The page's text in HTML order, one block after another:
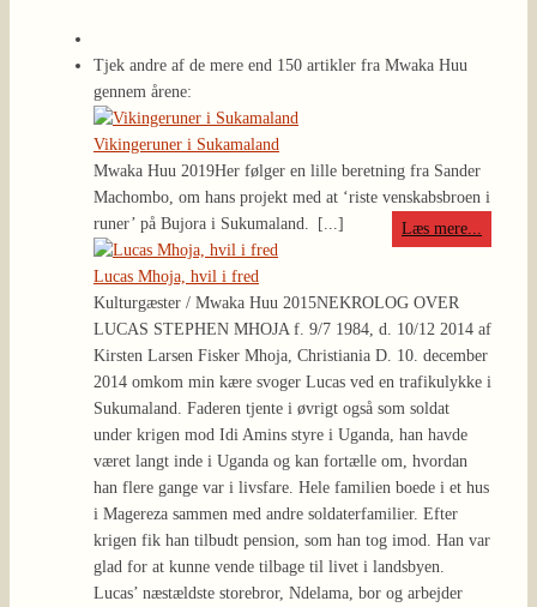
Tjek andre af de mere end 150 artikler fra Mwaka Huu
gennem årene:
Vikingeruner i Sukamaland
Mwaka Huu 2019Her følger en lille beretning fra Sander
Machombo, om hans projekt med at ‘riste venskabsbroen i
runer’ på Bujora i Sukumaland.
[...] Læs mere...
Lucas Mhoja, hvil i fred
Kulturgæster / Mwaka Huu 2015NEKROLOG OVER
LUCAS STEPHEN MHOJA f. 9/7 1984, d. 10/12 2014 af
Kirsten Larsen Fisker Mhoja, Christiania D. 10. december
2014 omkom min kære svoger Lucas ved en trafikulykke i
Sukumaland. Faderen tjente i øvrigt også som soldat
under krigen mod Idi Amins styre i Uganda, han havde
været langt inde i Uganda og kan fortælle om, hvordan
han flere gange var i livsfare. Hele familien boede i et hus
i Magereza sammen med andre soldaterfamilier. Efter
krigen fik han tilbudt pension, som han tog imod. Han var
glad for at kunne vende tilbage til livet i landsbyen.
Lucas’ næstældste storebror, Ndelama, bor og arbejder